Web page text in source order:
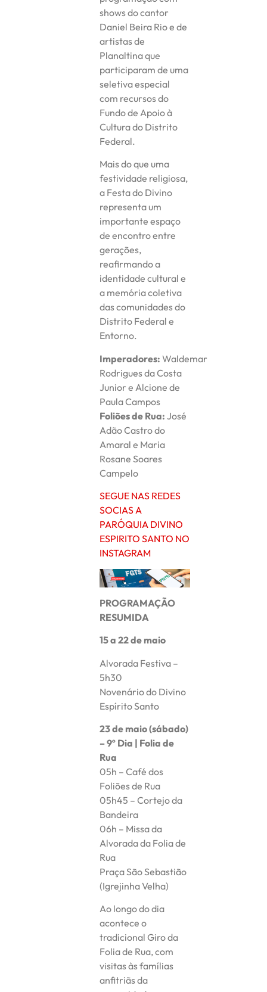
shows do cantor
Daniel Beira Rio e de
artistas de
Planaltina que
participaram de uma
seletiva especial
com recursos do
Fundo de Apoio à
Cultura do Distrito
Federal.
Mais do que uma
festividade religiosa,
a Festa do Divino
representa um
importante espaço
de encontro entre
gerações,
reafirmando a
identidade cultural e
a memória coletiva
das comunidades do
Distrito Federal e
Entorno.
Imperadores: Waldemar
Rodrigues da Costa
Junior e Alcione de
Paula Campos
Foliões de Rua: José
Adão Castro do
Amaral e Maria
Rosane Soares
Campelo
SEGUE NAS REDES
SOCIAS A
PARÓQUIA DIVINO
ESPIRITO SANTO NO
INSTAGRAM
PROGRAMAÇÃO
RESUMIDA
15 a 22 de maio
Alvorada Festiva –
5h30
Novenário do Divino
Espírito Santo
23 de maio (sábado)
– 9º Dia | Folia de
Rua
05h – Café dos
Foliões de Rua
05h45 – Cortejo da
Bandeira
06h – Missa da
Alvorada da Folia de
Rua
Praça São Sebastião
(Igrejinha Velha)
Ao longo do dia
acontece o
tradicional Giro da
Folia de Rua, com
visitas às famílias
anfitriãs da